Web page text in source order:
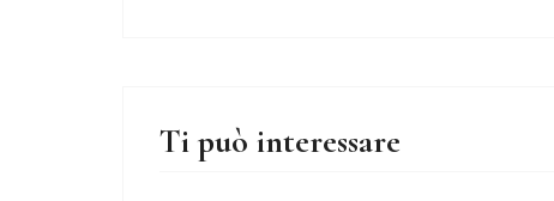
Ti può interessare